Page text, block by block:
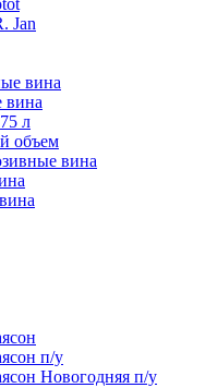
Jan
вина
вина
л
объем
вина
п/у
Новогодняя п/у